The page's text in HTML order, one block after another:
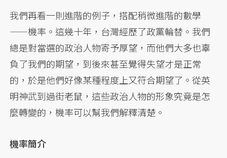
我們再看一則進階的例子，搭配稍微進階的數學
——機率。這幾十年，台灣經歷了政黨輪替。我們
總是對當選的政治人物寄予厚望，而他們大多也辜
負了我們的期望，到後來甚至覺得失望才是正常
的，於是他們好像某種程度上又符合期望了。從英
明神武到過街老鼠，這些政治人物的形象究竟是怎
麼轉變的，機率可以幫我們解釋清楚。
機率簡介